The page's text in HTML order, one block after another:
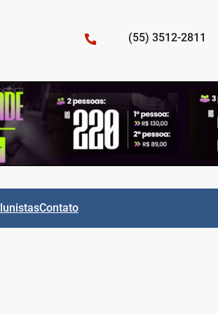
(55) 3512-2811
Contato